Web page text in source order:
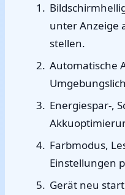
unter Anzeige
stellen.
Automatische
Energiespar-,
Farbmodus,
Einstellungen
Gerät neu